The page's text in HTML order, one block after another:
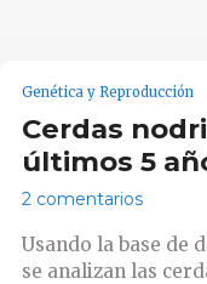
Genética y Reproducción
Cerdas
últimos 5
2 comentarios
Usando la base de
se analizan las